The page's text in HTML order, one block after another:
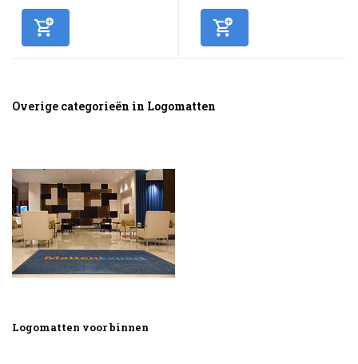
Overige categorieën in Logomatten
Logomatten voor binnen